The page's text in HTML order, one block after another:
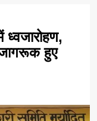
ध्वजारोहण,
जागरूक हुए